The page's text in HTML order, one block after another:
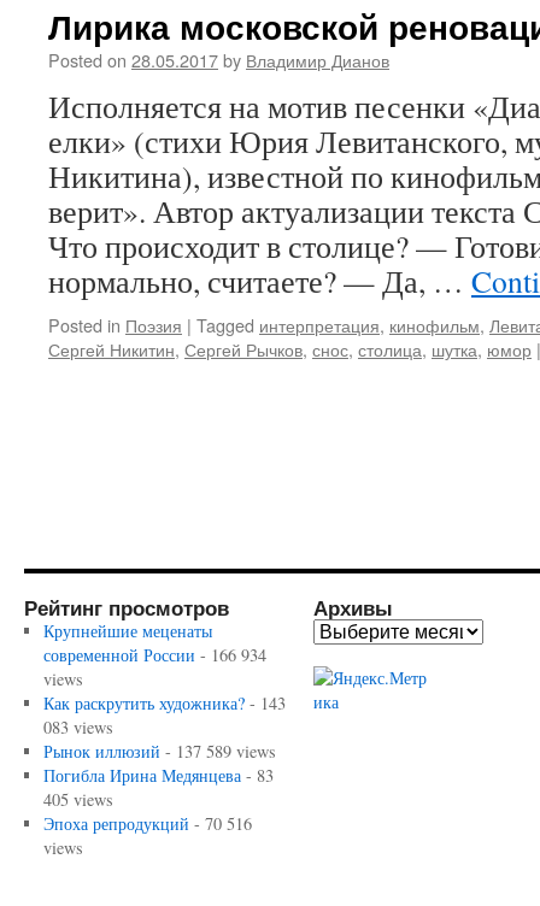
Лирика московской
Posted on 28.05.2017by Владимир Дианов
Исполняется на мотив песенки
елки» (стихи Юрия Левитанского,
Никитина), известной по
верит». Автор актуализации
Что происходит в столице? —
нормально, считаете? — Да, …
Posted in Поэзия | Tagged интерпретация, кинофильм,
Сергей Никитин, Сергей Рычков, снос, столица, шутка, юмор |
Рейтинг просмотров
Крупнейшие меценаты
современной России - 166 934
views
Как раскрутить художника?- 143
083 views
Рынок иллюзий - 137 589 views
Погибла Ирина Медянцева- 83
405 views
Эпоха репродукций - 70 516
views
Архивы